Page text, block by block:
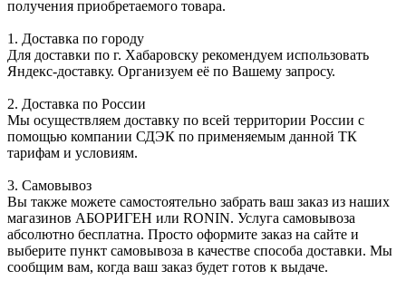
получения приобретаемого товара.
1. Доставка по городу
Для доставки по г. Хабаровску рекомендуем использовать
Яндекс-доставку. Организуем её по Вашему запросу.
2. Доставка по России
Мы осуществляем доставку по всей территории России с
помощью компании СДЭК по применяемым данной ТК
тарифам и условиям.
3. Самовывоз
Вы также можете самостоятельно забрать ваш заказ из наших
магазинов АБОРИГЕН или RONIN. Услуга самовывоза
абсолютно бесплатна. Просто оформите заказ на сайте и
выберите пункт самовывоза в качестве способа доставки. Мы
сообщим вам, когда ваш заказ будет готов к выдаче.